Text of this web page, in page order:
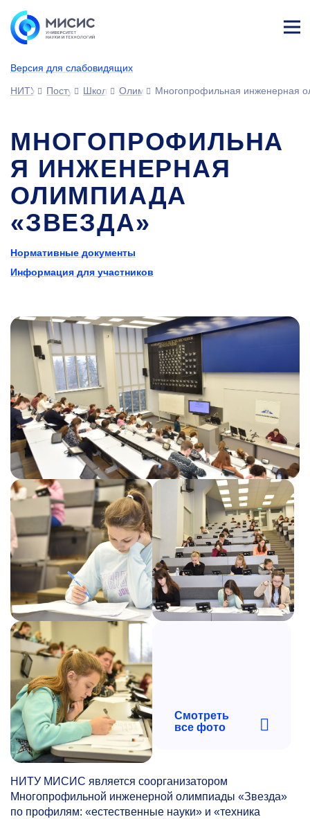
Версия для слабовидящих
ине
НИТУ МИСИСПоступающимШкольникамОлимпиады и конкурсы
Многопрофильная инженерная
МНОГОПРОФИЛЬНА
Я ИНЖЕНЕРНАЯ
ОЛИМПИАДА
«ЗВЕЗДА»
Нормативные документы
Информация для участников
Смотреть
все фото
НИТУ МИСИС является соорганизатором
Многопрофильной инженерной олимпиады «Звезда»
по профилям: «естественные науки» и «техника